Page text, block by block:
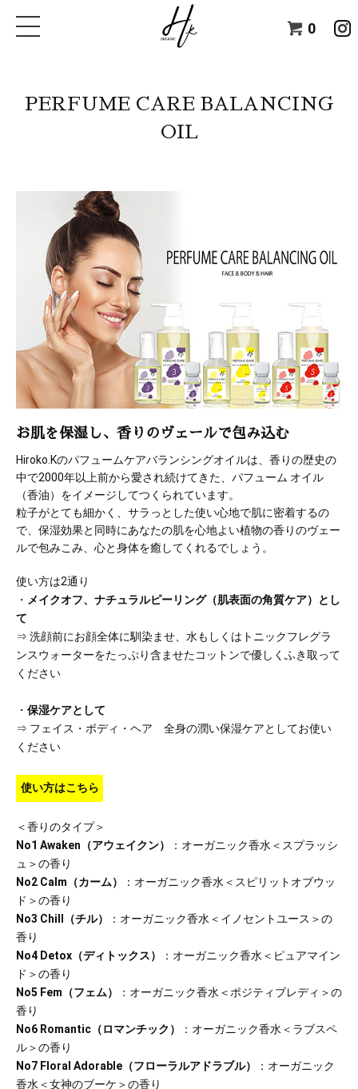
0
PERFUME CARE BALANCING
OIL
お肌を保湿し、香りのヴェールで包み込む
Hiroko.Kのパフュームケアバランシングオイルは、香りの歴史の
中で2000年以上前から愛され続けてきた、パフューム オイル
（香油）をイメージしてつくられています。
粒子がとても細かく、サラっとした使い心地で肌に密着するの
で、保湿効果と同時にあなたの肌を心地よい植物の香りのヴェー
ルで包みこみ、心と身体を癒してくれるでしょう。
使い方は2通り
・ メイクオフ、ナチュラルピーリング（肌表面の角質ケア）とし
て
⇒ 洗顔前にお顔全体に馴染ませ、水もしくはトニックフレグラ
ンスウォーターをたっぷり含ませたコットンで優しくふき取って
ください
・ 保湿ケアとして
⇒ フェイス・ボディ・ヘア 全身の潤い保湿ケアとしてお使い
ください
使い方はこちら
＜香りのタイプ＞
No1 Awaken（アウェイクン）
：オーガニック香水＜スプラッシ
ュ＞の香り
No2 Calm（カーム）
：オーガニック香水＜スピリットオブウッ
ド＞の香り
No3 Chill（チル）
：オーガニック香水＜イノセントユース＞の
香り
No4 Detox（ディトックス）
：オーガニック香水＜ピュアマイン
ド＞の香り
No5 Fem（フェム）
：オーガニック香水＜ポジティブレディ＞の
香り
No6 Romantic（ロマンチック）
：オーガニック香水＜ラブスペ
ル＞の香り
No7 Floral Adorable（フローラルアドラブル）
：オーガニック
香水＜女神のブーケ＞の香り